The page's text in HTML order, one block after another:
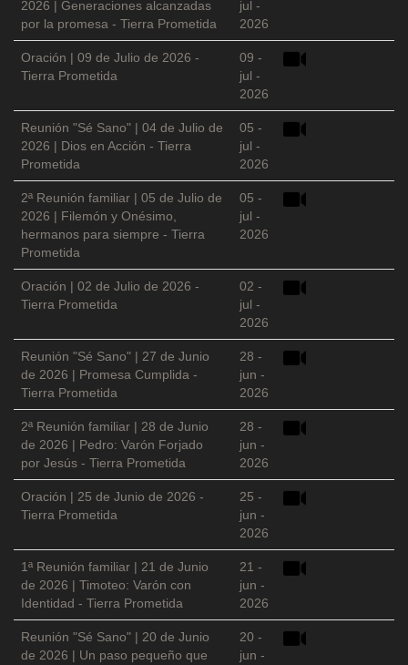
2026 | Generaciones alcanzadas
por la promesa - Tierra Prometida
jul -
2026
Oración | 09 de Julio de 2026 -
Tierra Prometida
09 -
jul -
2026
Reunión "Sé Sano" | 04 de Julio de
2026 | Dios en Acción - Tierra
Prometida
05 -
jul -
2026
2ª Reunión familiar | 05 de Julio de
2026 | Filemón y Onésimo,
hermanos para siempre - Tierra
Prometida
05 -
jul -
2026
Oración | 02 de Julio de 2026 -
Tierra Prometida
02 -
jul -
2026
Reunión "Sé Sano" | 27 de Junio
de 2026 | Promesa Cumplida -
Tierra Prometida
28 -
jun -
2026
2ª Reunión familiar | 28 de Junio
de 2026 | Pedro: Varón Forjado
por Jesús - Tierra Prometida
28 -
jun -
2026
Oración | 25 de Junio de 2026 -
Tierra Prometida
25 -
jun -
2026
1ª Reunión familiar | 21 de Junio
de 2026 | Timoteo: Varón con
Identidad - Tierra Prometida
21 -
jun -
2026
Reunión "Sé Sano" | 20 de Junio
de 2026 | Un paso pequeño que
20 -
jun -